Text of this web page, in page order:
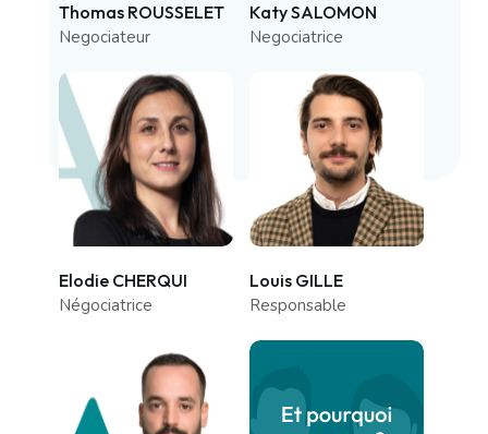
Thomas ROUSSELET
Negociateur
Katy SALOMON
Negociatrice
Elodie CHERQUI
Négociatrice
Louis GILLE
Responsable